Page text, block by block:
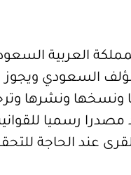
العربية
السعودي ويجوز
ونشرها
مصدرا رسميا
عند الحاجة